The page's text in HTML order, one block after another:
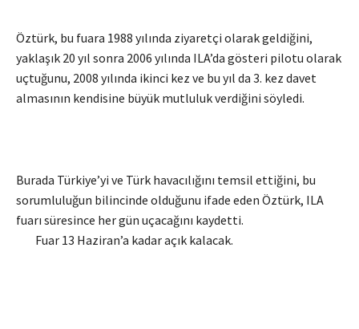
Öztürk, bu fuara 1988 yılında ziyaretçi olarak geldiğini,
yaklaşık 20 yıl sonra 2006 yılında ILA’da gösteri pilotu olarak
uçtuğunu, 2008 yılında ikinci kez ve bu yıl da 3. kez davet
almasının kendisine büyük mutluluk verdiğini söyledi.
Burada Türkiye’yi ve Türk havacılığını temsil ettiğini, bu
sorumluluğun bilincinde olduğunu ifade eden Öztürk, ILA
fuarı süresince her gün uçacağını kaydetti.
Fuar 13 Haziran’a kadar açık kalacak.